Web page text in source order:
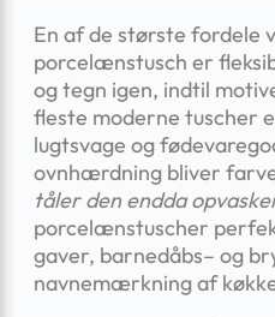
En af de største fordele
porcelænstusch er
og tegn igen, indtil
fleste moderne tuscher
lugtsvage og
ovnhærdning bliver
tåler den endda
porcelænstuscher
gaver, barnedåbs– og
navnemærkning af